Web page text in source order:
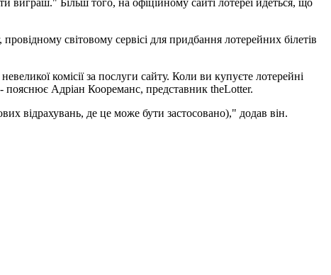
світовому сервісі для придбання лотерейних білетів
комісії за послуги сайту. Коли ви купуєте лотерейні
пояснює Адріан Коореманс, представник theLotter.
відрахувань, де це може бути застосовано)," додав він.